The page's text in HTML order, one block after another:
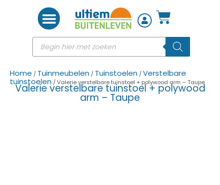
Home / Tuinmeubelen / Tuinstoelen /Verstelbare
tuinstoelen / Valerie verstelbare tuinstoel + polywood arm – Taupe
Valerie verstelbare tuinstoel + polywood
arm – Taupe